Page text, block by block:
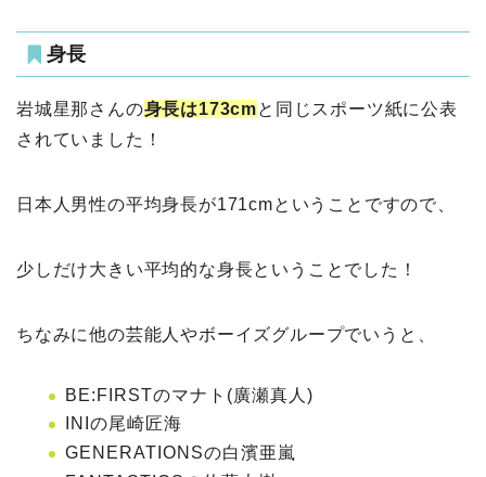
身長
岩城星那さんの身長は173cmと同じスポーツ紙に公表
されていました！
日本人男性の平均身長が171cmということですので、
少しだけ大きい平均的な身長ということでした！
ちなみに他の芸能人やボーイズグループでいうと、
BE:FIRSTのマナト(廣瀬真人)
INIの尾崎匠海
GENERATIONSの白濱亜嵐